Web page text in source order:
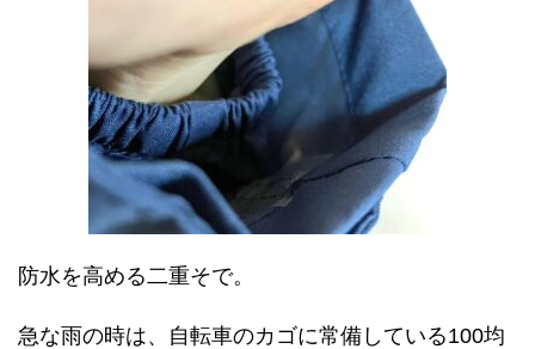
防水を高める二重そで。
急な雨の時は、自転車のカゴに常備している100均